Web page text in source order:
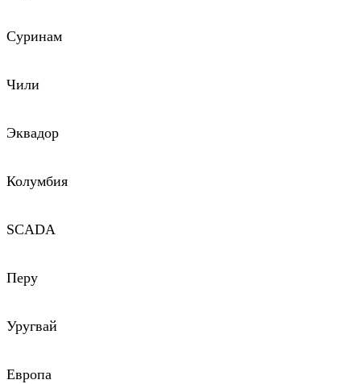
Суринам
Чили
Эквадор
Колумбия
SCADA
Перу
Уругвай
Европа